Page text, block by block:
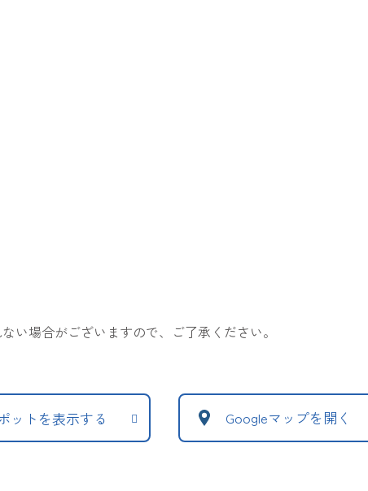
い場合がございますので、ご了承ください。
ットを表示する Googleマップを開く